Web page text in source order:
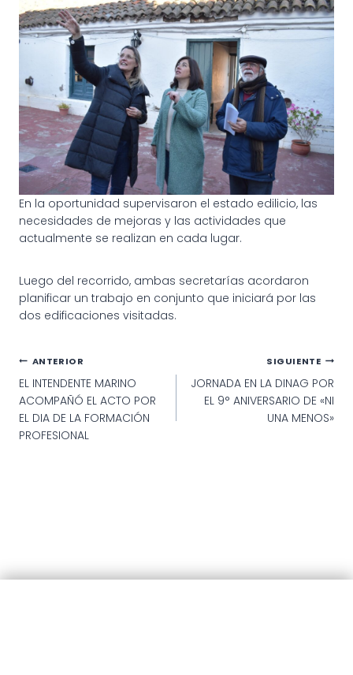
En la oportunidad supervisaron el estado edilicio, las
necesidades de mejoras y las actividades que
actualmente se realizan en cada lugar.
Luego del recorrido, ambas secretarías acordaron
planificar un trabajo en conjunto que iniciará por las
dos edificaciones visitadas.
Navegación
de
entradas
ANTERIOR
EL INTENDENTE MARINO
ACOMPAÑÓ EL ACTO POR
EL DIA DE LA FORMACIÓN
PROFESIONAL
SIGUIENTE
JORNADA EN LA DINAG POR
EL 9° ANIVERSARIO DE «NI
UNA MENOS»